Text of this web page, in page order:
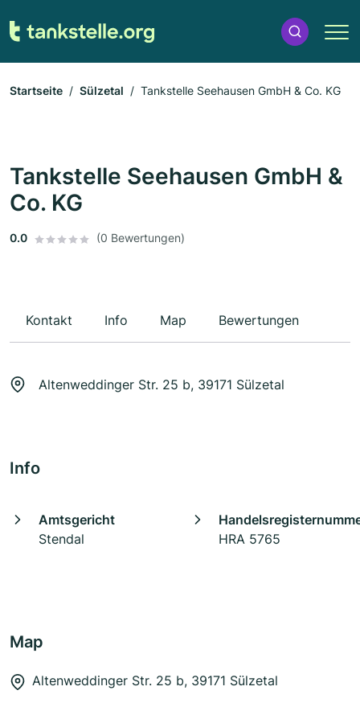
Startseite Sülzetal Tankstelle Seehausen GmbH & Co. KG
Tankstelle Seehausen GmbH &
Co. KG
0.0 (0 Bewertungen)
Kontakt Info Map Bewertungen
Altenweddinger Str. 25 b, 39171 Sülzetal
Info
Amtsgericht
Stendal
HRA 5765
Map
Altenweddinger Str. 25 b, 39171 Sülzetal